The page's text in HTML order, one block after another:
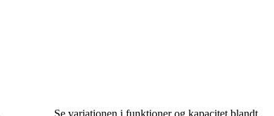
Se variationen i funktioner og kapacitet blandt